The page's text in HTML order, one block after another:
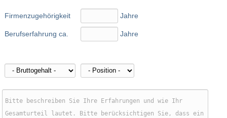
Firmenzugehörigkeit
Berufserfahrung ca.
Jahre
Jahre